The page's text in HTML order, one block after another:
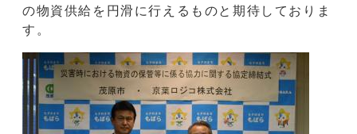
の物資供給を円滑に行えるものと期待しておりま
す。